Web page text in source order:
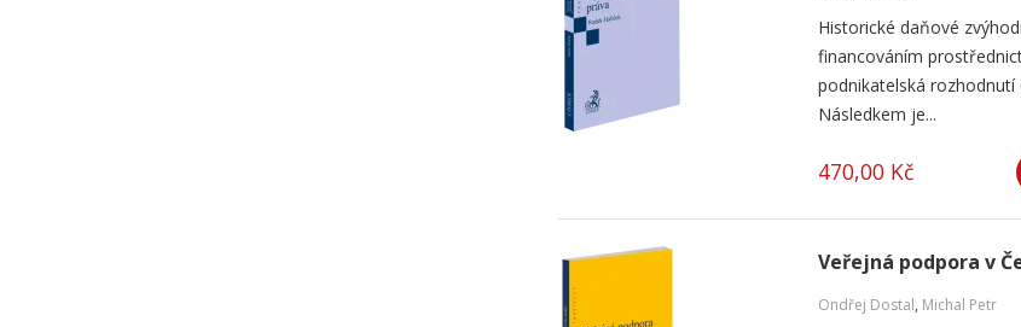
Historické daňové
financováním
podnikatelská
Následkem je...
470,00 Kč
Veřejná podpora v
Ondřej Dostal, Michal Petr